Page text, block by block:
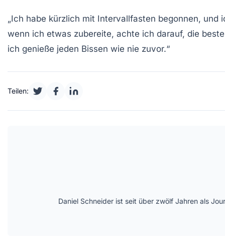
„Ich habe kürzlich mit Intervallfasten begonnen, und
wenn ich etwas zubereite, achte ich darauf, die
ich genieße jeden Bissen wie nie zuvor.“
Teilen:
Daniel Schneider ist seit über zwölf Jahren als